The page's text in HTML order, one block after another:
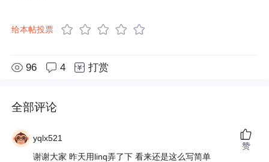
给本帖投票
96 4 打赏
全部评论
yqlx521
谢谢大家 昨天用linq弄了下 看来还是这么写简单
赞